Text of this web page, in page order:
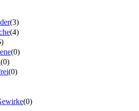
(3)
(4)
)
(0)
(0)
(0)
(0)